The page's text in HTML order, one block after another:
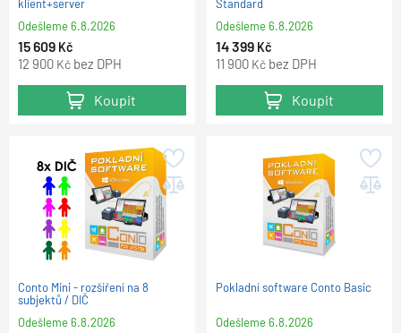
klient+server
Odešleme6.8.2026
15 609 Kč
12 900 Kč bez DPH
Koupit
Standard
Odešleme6.8.2026
14 399 Kč
11 900 Kč bez DPH
Koupit
Conto Mini - rozšíření na 8
subjektů / DIČ
Odešleme6.8.2026
Pokladní software Conto Basic
Odešleme6.8.2026